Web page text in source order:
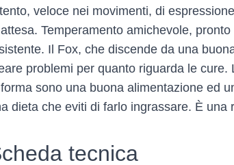
veloce nei movimenti, di
Temperamento amichevole,
Il Fox, che discende da una
problemi per quanto riguarda le
sono una buona alimentazione ed
dieta che eviti di farlo ingrassare. È
tecnica